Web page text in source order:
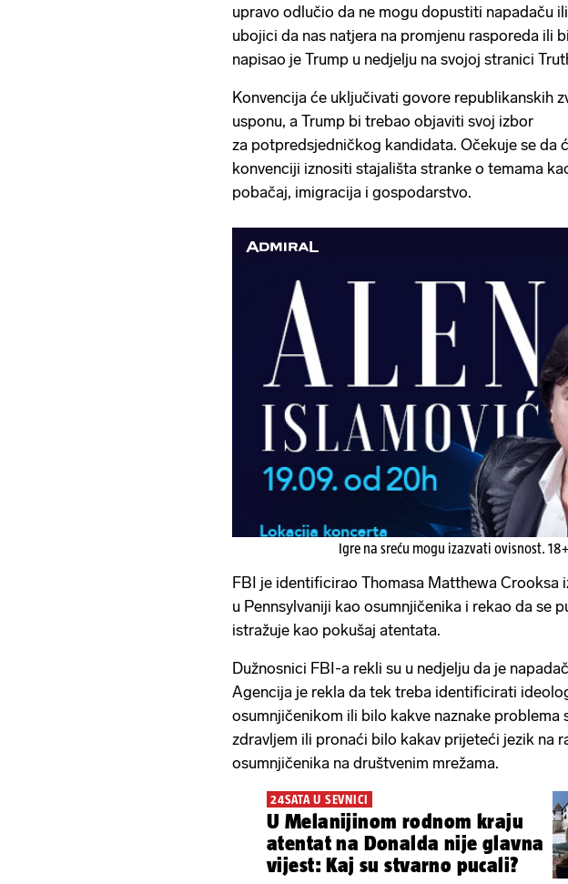
upravo odlučio da ne mogu dopustiti napadaču
ubojici da nas natjera na promjenu rasporeda ili
napisao je Trump u nedjelju na svojoj stranici
Konvencija će uključivati govore republikanskih
usponu, a Trump bi trebao objaviti svoj izbor
za potpredsjedničkog kandidata. Očekuje se da
konvenciji iznositi stajališta stranke o temama
pobačaj, imigracija i gospodarstvo.
Igre na sreću mogu izazvati ovisnost. 18+
FBI je identificirao Thomasa Matthewa Crooksa
u Pennsylvaniji kao osumnjičenika i rekao da se
istražuje kao pokušaj atentata.
Dužnosnici FBI-a rekli su u nedjelju da je
Agencija je rekla da tek treba identificirati
osumnjičenikom ili bilo kakve naznake problema
zdravljem ili pronaći bilo kakav prijeteći jezik na
osumnjičenika na društvenim mrežama.
24SATA U SEVNICI
U Melanijinom rodnom kraju
atentat na Donalda nije glavna
vijest: Kaj su stvarno pucali?